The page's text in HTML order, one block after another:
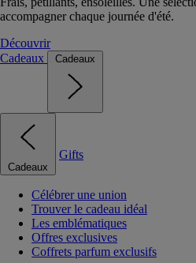
accompagner chaque journée d'été.
Découvrir
Cadeaux
Cadeaux
Cadeaux
Gifts
Célébrer une union
Trouver le cadeau idéal
Les emblématiques
Offres exclusives
Coffrets parfum exclusifs